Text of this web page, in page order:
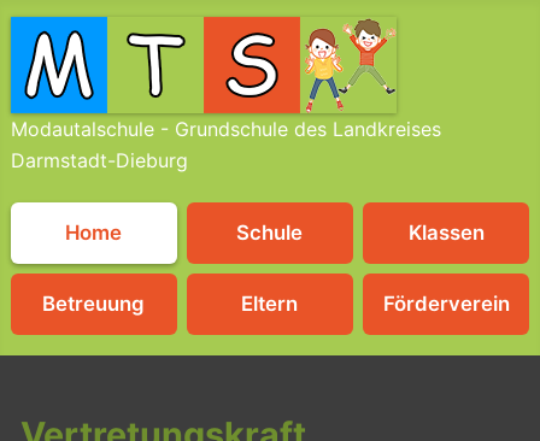
Modautalschule - Grundschule des Landkreises
Darmstadt-Dieburg
Home Schule Klassen
Betreuung Eltern Förderverein